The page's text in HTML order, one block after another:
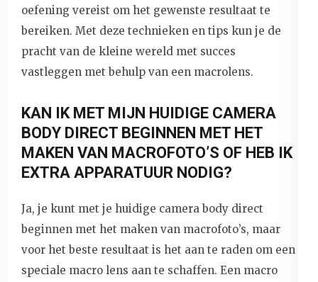
oefening vereist om het gewenste resultaat te
bereiken. Met deze technieken en tips kun je de
pracht van de kleine wereld met succes
vastleggen met behulp van een macrolens.
KAN IK MET MIJN HUIDIGE CAMERA
BODY DIRECT BEGINNEN MET HET
MAKEN VAN MACROFOTO’S OF HEB IK
EXTRA APPARATUUR NODIG?
Ja, je kunt met je huidige camera body direct
beginnen met het maken van macrofoto’s, maar
voor het beste resultaat is het aan te raden om een
speciale macro lens aan te schaffen. Een macro